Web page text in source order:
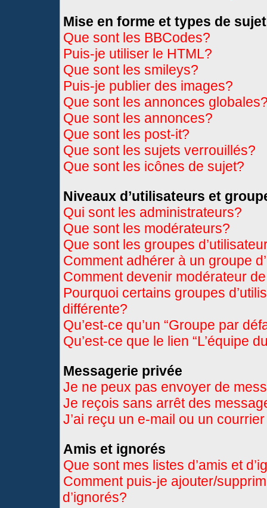
Mise en forme et types de sujet
Que sont les BBCodes?
Puis-je utiliser le HTML?
Que sont les smileys?
Puis-je publier des images?
Que sont les annonces
Que sont les annonces?
Que sont les post-it?
Que sont les sujets verrouillés?
Que sont les icônes de sujet?
Niveaux d’utilisateurs et
Qui sont les administrateurs?
Que sont les modérateurs?
Que sont les groupes
Comment adhérer à un groupe
Comment devenir modérateur
Pourquoi certains groupes
différente?
Qu’est-ce qu’un “Groupe par
Qu’est-ce que le lien “L’équipe
Messagerie privée
Je ne peux pas envoyer de
Je reçois sans arrêt des
J’ai reçu un e-mail ou un
Amis et ignorés
Que sont mes listes d’amis et
Comment puis-je ajouter/
d’ignorés?